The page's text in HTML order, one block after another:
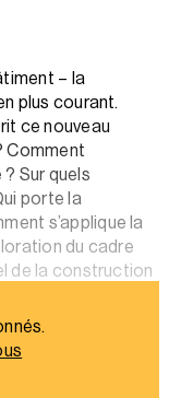
– la
plus courant.
ce nouveau
Comment
Sur quels
porte la
s’applique la
du cadre
de la construction